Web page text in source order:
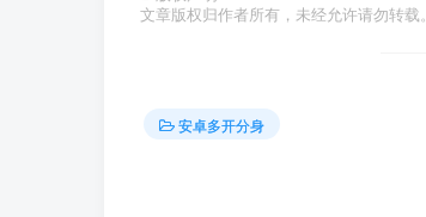
文章版权归作者所有，未经允许请勿转载。
安卓多开分身